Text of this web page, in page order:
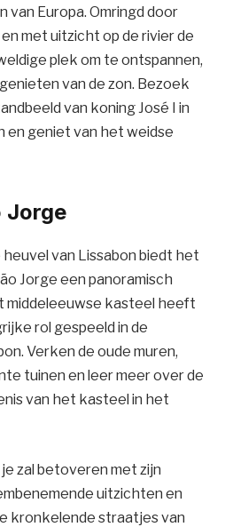
Europa. Omringd door
met uitzicht op de rivier de
plek om te ontspannen,
van de zon. Bezoek
van koning José I in
en geniet van het weidse
Jorge
van Lissabon biedt het
Jorge een panoramisch
middeleeuwse kasteel heeft
rol gespeeld in de
Verken de oude muren,
tuinen en leer meer over de
van het kasteel in het
zal betoveren met zijn
uitzichten en
kronkelende straatjes van